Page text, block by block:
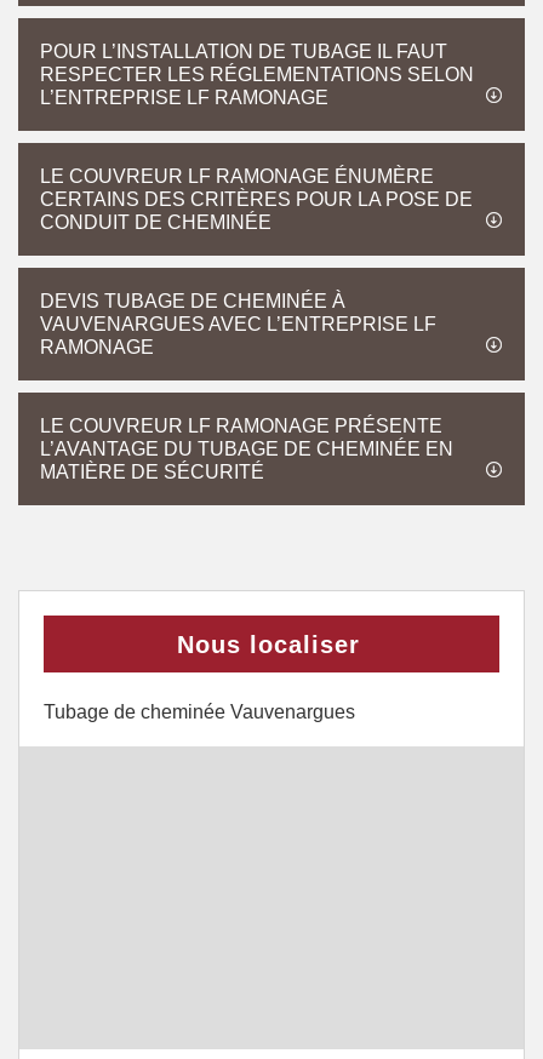
POUR L’INSTALLATION DE TUBAGE IL FAUT
RESPECTER LES RÉGLEMENTATIONS SELON
L’ENTREPRISE LF RAMONAGE
LE COUVREUR LF RAMONAGE ÉNUMÈRE
CERTAINS DES CRITÈRES POUR LA POSE DE
CONDUIT DE CHEMINÉE
DEVIS TUBAGE DE CHEMINÉE À
VAUVENARGUES AVEC L’ENTREPRISE LF
RAMONAGE
LE COUVREUR LF RAMONAGE PRÉSENTE
L’AVANTAGE DU TUBAGE DE CHEMINÉE EN
MATIÈRE DE SÉCURITÉ
Nous localiser
Tubage de cheminée Vauvenargues